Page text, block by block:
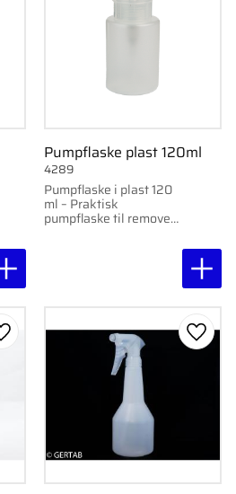
Pumpflaske plast 120ml
Pumpflaske i plast 120
ml – Praktisk
pumpflaske til remover,
4289
Gem som favorit Gem